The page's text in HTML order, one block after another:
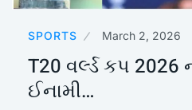
SPORTS March 2, 2026
T20 વર્લ્ડ કપ 2026
ઈનામી…